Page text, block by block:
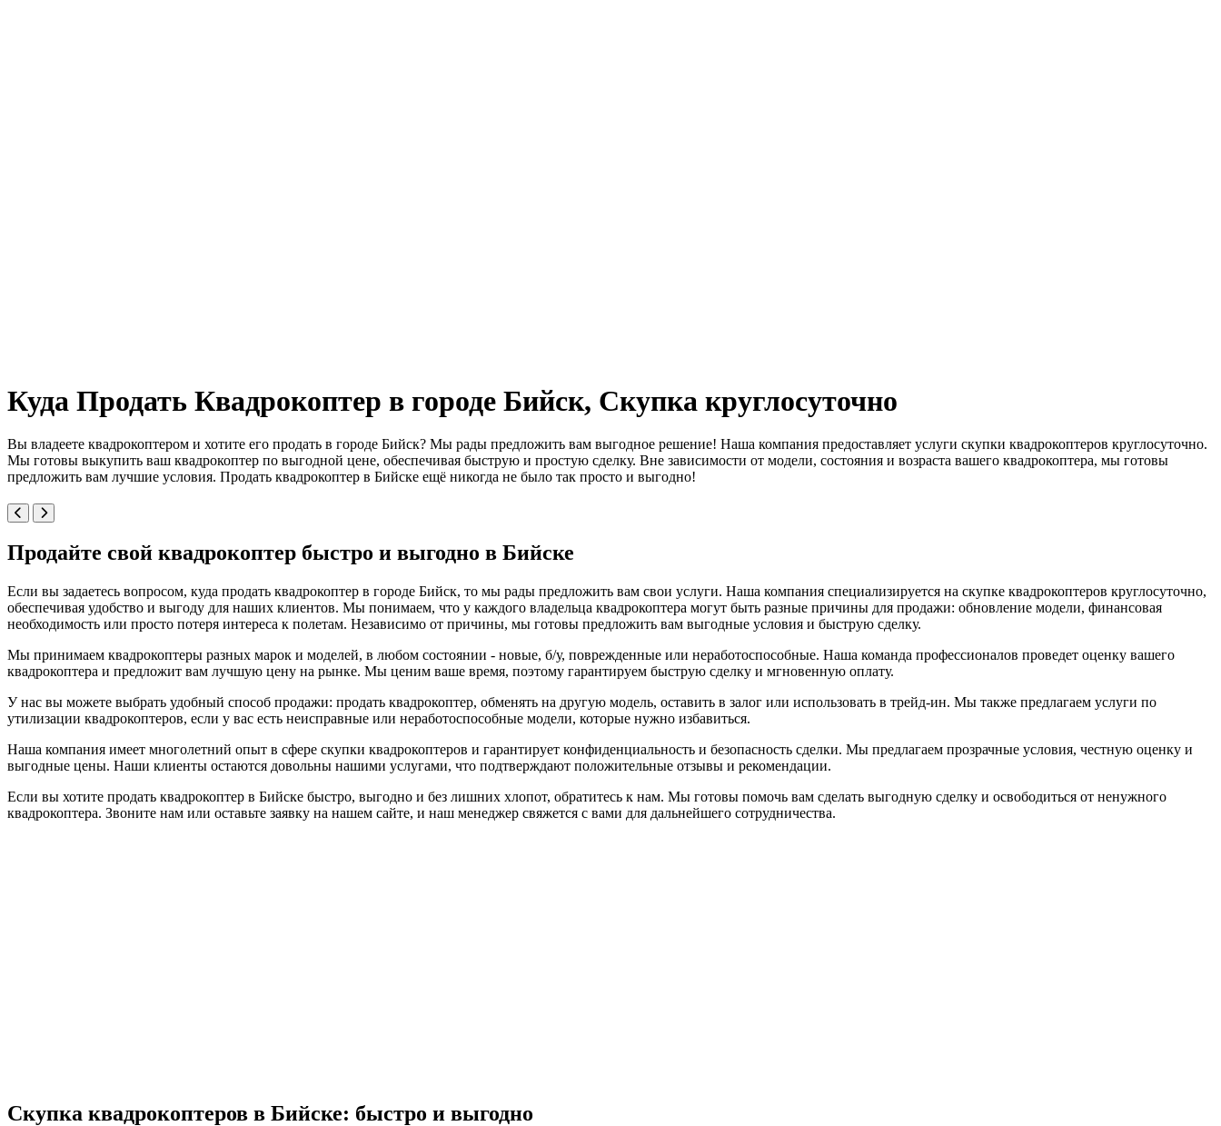
Куда Продать Квадрокоптер в городе Бийск, Скупка круглосуточно
Вы владеете квадрокоптером и хотите его продать в городе Бийск? Мы рады предложить вам выгодное решение! Наша компания предоставляет услуги скупки квадрокоптеров круглосуточно.
Мы готовы выкупить ваш квадрокоптер по выгодной цене, обеспечивая быструю и простую сделку. Вне зависимости от модели, состояния и возраста вашего квадрокоптера, мы готовы
предложить вам лучшие условия. Продать квадрокоптер в Бийске ещё никогда не было так просто и выгодно!
Продайте свой квадрокоптер быстро и выгодно в Бийске
Если вы задаетесь вопросом, куда продать квадрокоптер в городе Бийск, то мы рады предложить вам свои услуги. Наша компания специализируется на скупке квадрокоптеров круглосуточно,
обеспечивая удобство и выгоду для наших клиентов. Мы понимаем, что у каждого владельца квадрокоптера могут быть разные причины для продажи: обновление модели, финансовая
необходимость или просто потеря интереса к полетам. Независимо от причины, мы готовы предложить вам выгодные условия и быструю сделку.
Мы принимаем квадрокоптеры разных марок и моделей, в любом состоянии - новые, б/у, поврежденные или неработоспособные. Наша команда профессионалов проведет оценку вашего
квадрокоптера и предложит вам лучшую цену на рынке. Мы ценим ваше время, поэтому гарантируем быструю сделку и мгновенную оплату.
У нас вы можете выбрать удобный способ продажи: продать квадрокоптер, обменять на другую модель, оставить в залог или использовать в трейд-ин. Мы также предлагаем услуги по
утилизации квадрокоптеров, если у вас есть неисправные или неработоспособные модели, которые нужно избавиться.
Наша компания имеет многолетний опыт в сфере скупки квадрокоптеров и гарантирует конфиденциальность и безопасность сделки. Мы предлагаем прозрачные условия, честную оценку и
выгодные цены. Наши клиенты остаются довольны нашими услугами, что подтверждают положительные отзывы и рекомендации.
Если вы хотите продать квадрокоптер в Бийске быстро, выгодно и без лишних хлопот, обратитесь к нам. Мы готовы помочь вам сделать выгодную сделку и освободиться от ненужного
квадрокоптера. Звоните нам или оставьте заявку на нашем сайте, и наш менеджер свяжется с вами для дальнейшего сотрудничества.
Скупка квадрокоптеров в Бийске: быстро и выгодно